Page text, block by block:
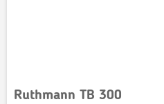
Ruthmann TB 300